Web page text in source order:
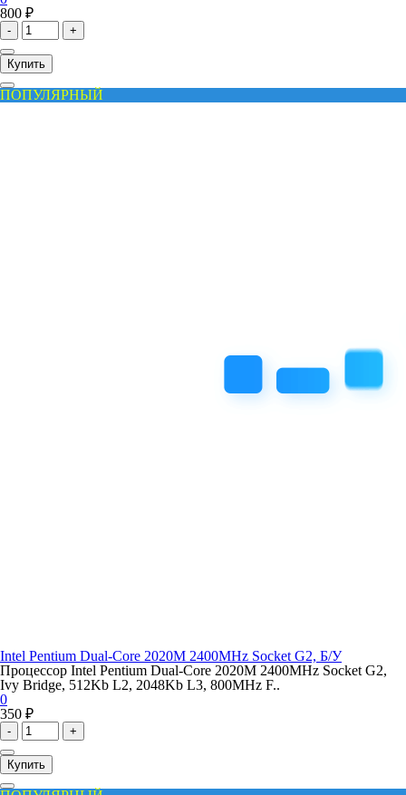
800 ₽
- +
Купить
ПОПУЛЯРНЫЙ
Intel Pentium Dual-Core 2020M 2400MHz Socket G2, Б/У
Процессор Intel Pentium Dual-Core 2020M 2400MHz Socket G2,
Ivy Bridge, 512Kb L2, 2048Kb L3, 800MHz F..
0
350 ₽
- +
Купить